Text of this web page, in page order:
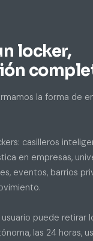
locker,
la forma de
casilleros
en empresas,
eventos, barrios
usuario puede retirar
las 24 horas,